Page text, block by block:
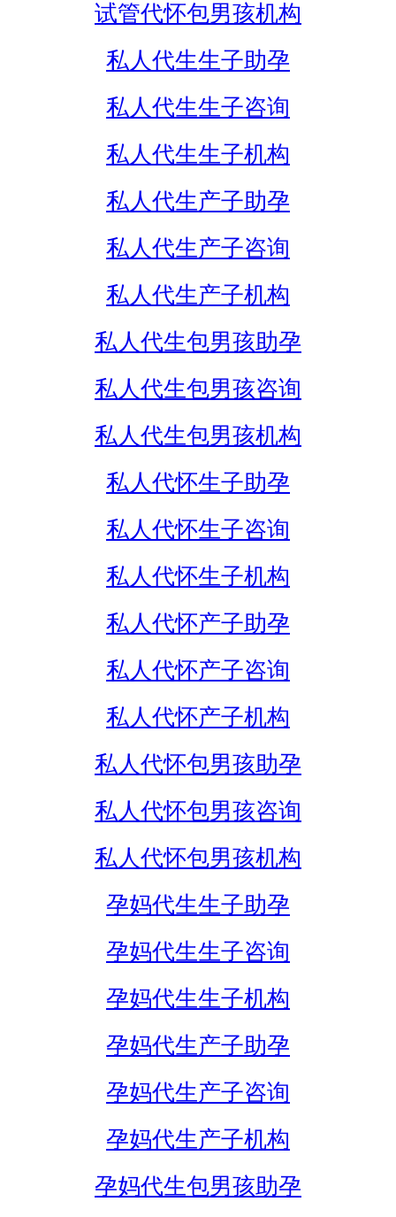
试管代怀包男孩机构
私人代生生子助孕
私人代生生子咨询
私人代生生子机构
私人代生产子助孕
私人代生产子咨询
私人代生产子机构
私人代生包男孩助孕
私人代生包男孩咨询
私人代生包男孩机构
私人代怀生子助孕
私人代怀生子咨询
私人代怀生子机构
私人代怀产子助孕
私人代怀产子咨询
私人代怀产子机构
私人代怀包男孩助孕
私人代怀包男孩咨询
私人代怀包男孩机构
孕妈代生生子助孕
孕妈代生生子咨询
孕妈代生生子机构
孕妈代生产子助孕
孕妈代生产子咨询
孕妈代生产子机构
孕妈代生包男孩助孕